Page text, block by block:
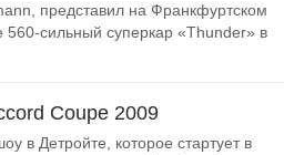
представил на Франкфуртском
560-сильный суперкар «Thunder» в
Coupe 2009
в Детройте, которое стартует в